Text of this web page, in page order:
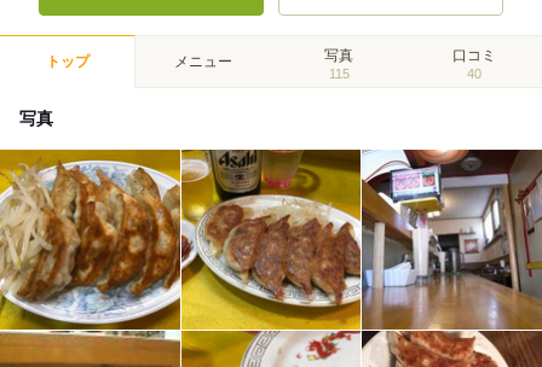
トップ メニュー 写真
115
口コミ
40
写真